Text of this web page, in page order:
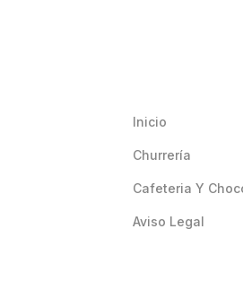
Inicio
Churrería
Cafeteria Y
Aviso Legal